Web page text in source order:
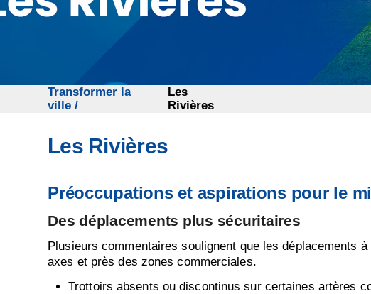
Transformer la
ville
Les
Rivières
Les Rivières
Préoccupations et aspirations pour le
Des déplacements plus sécuritaires
Plusieurs commentaires soulignent que les déplacements
axes et près des zones commerciales.
Trottoirs absents ou discontinus sur certaines artères